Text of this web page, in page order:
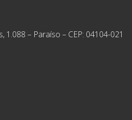
1.088 – Paraíso – CEP: 04104-021